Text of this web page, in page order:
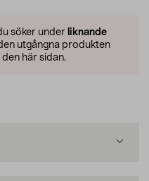
söker under liknande
utgångna produkten
här sidan.